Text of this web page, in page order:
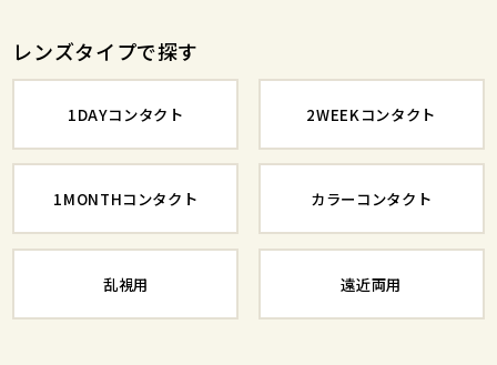
レンズタイプで探す
1DAYコンタクト 2WEEKコンタクト
1MONTHコンタクト カラーコンタクト
乱視用 遠近両用